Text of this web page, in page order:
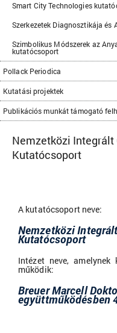
Smart City Technologies
Szerkezetek Diagnosztikája és
Szimbolikus Módszerek az
kutatócsoport
Pollack Periodica
Kutatási projektek
Publikációs munkát támogató
Nemzetközi Integrált
Kutatócsoport
A kutatócsoport neve:
Nemzetközi
Kutatócsoport
Intézet neve,
működik:
Breuer Marcell
együttműködésben